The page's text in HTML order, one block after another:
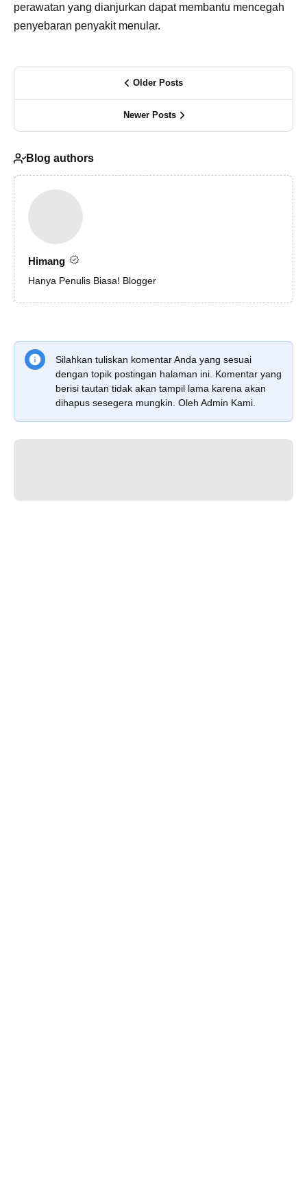
perawatan yang dianjurkan dapat membantu mencegah
penyebaran penyakit menular.
Older Posts
Newer Posts
Blog authors
Himang
Hanya Penulis Biasa! Blogger
Silahkan tuliskan komentar Anda yang sesuai
dengan topik postingan halaman ini. Komentar yang
berisi tautan tidak akan tampil lama karena akan
dihapus sesegera mungkin. Oleh Admin Kami.